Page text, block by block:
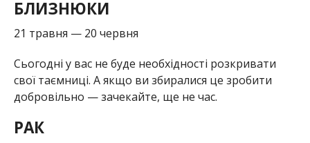
БЛИЗНЮКИ
21 травня — 20 червня
Сьогодні у вас не буде необхідності розкривати
свої таємниці. А якщо ви збиралися це зробити
добровільно — зачекайте, ще не час.
РАК